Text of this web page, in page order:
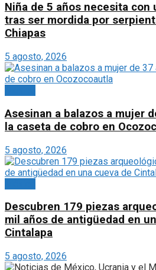
Niña de 5 años necesita
tras ser mordida por
Chiapas
5 agosto, 2026
Asesinan a balazos a mujer
la caseta de cobro en
5 agosto, 2026
Descubren 179 piezas
mil años de antigüedad en
Cintalapa
5 agosto, 2026